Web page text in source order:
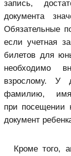
запись,
документа
Обязательные
если учетная
билетов для
необходимо
взрослому. У
фамилию,
при посещении
документ
Кроме того,